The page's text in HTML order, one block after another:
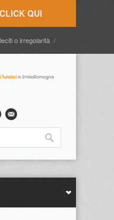
QUI
o irregolarità